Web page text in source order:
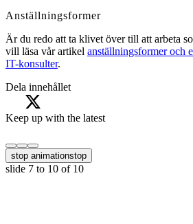
Anställningsformer
Är du redo att ta klivet över till att arbeta
vill läsa vår artikel anställningsformer och
IT-konsulter.
Dela innehållet
Keep up with the latest
stop animationstop
slide 7 to 10 of 10